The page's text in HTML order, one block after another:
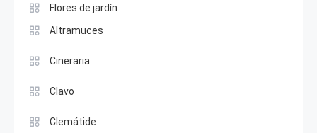
Flores de jardín
Altramuces
Cineraria
Clavo
Clemátide